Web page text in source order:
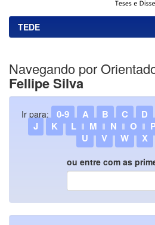
TEDE
Navegando por
Fellipe Silva
Ir para: 0-9 A B C D
J
K L M N O
U
V W X
ou entre com as